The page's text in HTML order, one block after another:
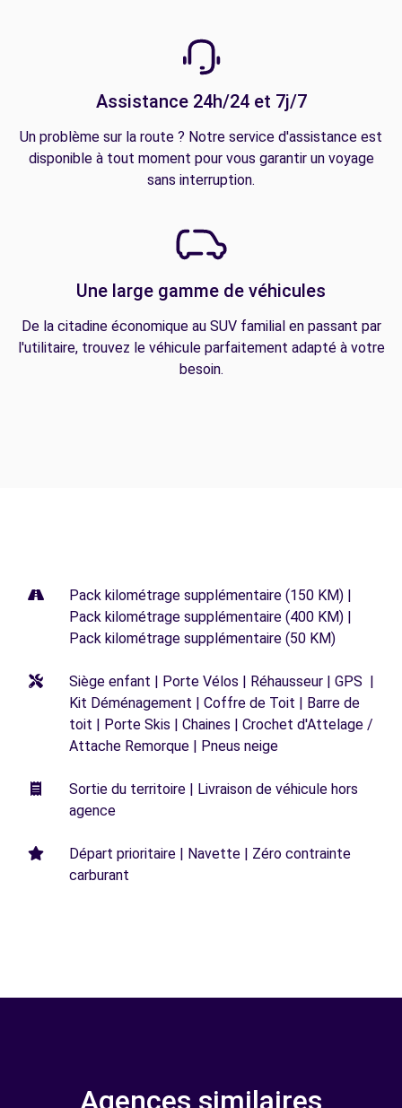
Assistance 24h/24 et 7j/7
Un problème sur la route ? Notre service d'assistance est
disponible à tout moment pour vous garantir un voyage
sans interruption.
Une large gamme de véhicules
De la citadine économique au SUV familial en passant par
l'utilitaire, trouvez le véhicule parfaitement adapté à votre
besoin.
Pack kilométrage supplémentaire (150 KM) |
Pack kilométrage supplémentaire (400 KM) |
Pack kilométrage supplémentaire (50 KM)
Siège enfant | Porte Vélos | Réhausseur | GPS |
Kit Déménagement | Coffre de Toit | Barre de
toit | Porte Skis | Chaines | Crochet d'Attelage /
Attache Remorque | Pneus neige
Sortie du territoire | Livraison de véhicule hors
agence
Départ prioritaire | Navette | Zéro contrainte
carburant
Agences similaires